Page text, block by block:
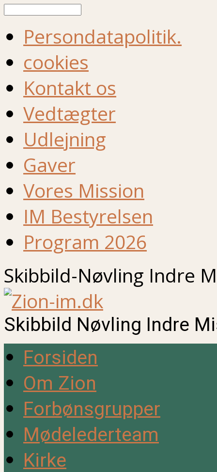
Persondatapolitik.
cookies
Kontakt os
Vedtægter
Udlejning
Gaver
Vores Mission
IM Bestyrelsen
Program 2026
Skibbild-Nøvling Indre
Skibbild Nøvling Indre
Forsiden
Om Zion
Forbønsgrupper
Mødelederteam
Kirke